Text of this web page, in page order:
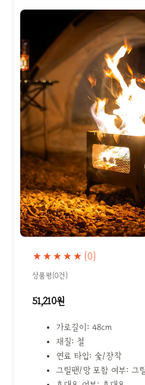
★★★★★ (0)
상품평(0건)
51,210원
가로길이: 48cm
재질: 철
연료 타입: 숯/장작
그릴팬/망 포함 여부: 그